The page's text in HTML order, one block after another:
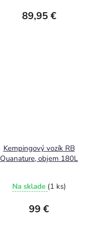
89,95 €
Kempingový vozík RB
Quanature, objem 180L
Na sklade (1 ks)
99 €